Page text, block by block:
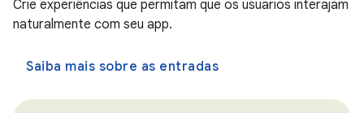
Crie experiências que permitam que os usuários interajam
naturalmente com seu app.
Saiba mais sobre as entradas